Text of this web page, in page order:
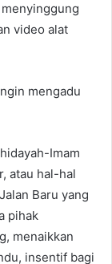
video alat
mengadu
Imam
atau hal-hal
Baru yang
pihak
menaikkan
insentif bagi